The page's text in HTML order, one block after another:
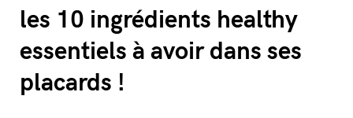
les 10 ingrédients healthy
essentiels à avoir dans ses
placards !